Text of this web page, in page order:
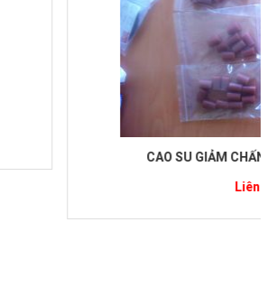
GIẢM CHẤN KHỚP NỐI TRỤC